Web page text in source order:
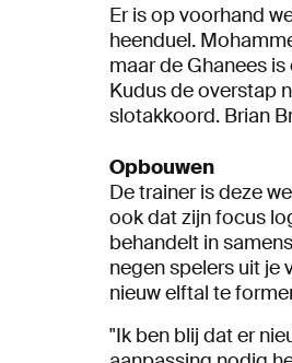
Er is op voorhand
heenduel.
maar de Ghanees
Kudus de overstap
slotakkoord. Brian
Opbouwen
De trainer is deze
ook dat zijn focus
behandelt in
negen spelers uit je
nieuw elftal te
"Ik ben blij dat er